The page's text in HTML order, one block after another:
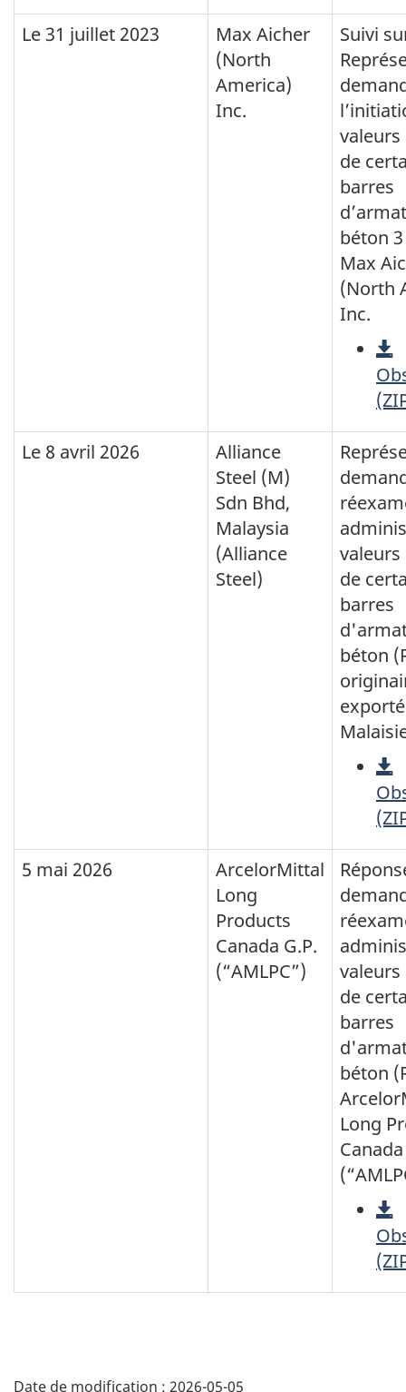
Le31 juillet 2023
Max Aicher
(North
America)
Inc.
Suivi
de
barres
béton
Max
(North
Inc.
Le 8 avril 2026
Alliance
Steel (M)
Sdn Bhd,
Malaysia
(Alliance
Steel)
de
barres
béton
5 mai 2026
ArcelorMittal
Long
Products
Canada G.P.
(“AMLPC”)
de
barres
béton
Long
de
Date de modification : 2026-05-05